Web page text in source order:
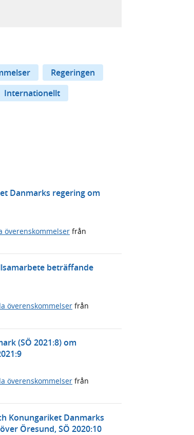
Regeringen
Internationellt
Danmarks regering om
överenskommelser från
beträffande
överenskommelser från
(SÖ 2021:8) om
överenskommelser från
Konungariket Danmarks
Öresund, SÖ 2020:10